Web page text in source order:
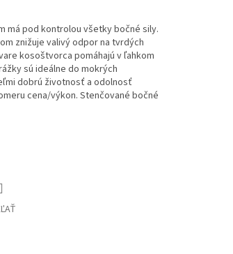
má pod kontrolou všetky bočné sily.
znižuje valivý odpor na tvrdých
kosoštvorca pomáhajú v ľahkom
sú ideálne do mokrých
dobrú životnosť a odolnosť
cena/výkon. Stenčované bočné